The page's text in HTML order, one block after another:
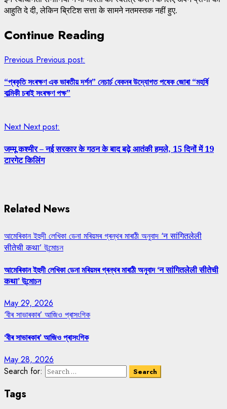
आहुति दे दी, लेकिन ब्रिटिश सत्ता के सामने नतमस्तक नहीं हुए.
Continue Reading
Previous Previous post:
“প্ৰকৃতি সংৰক্ষণ এক ভাৰতীয় দৰ্শন” নেচাৰ্চ বেকনৰ উদ্যোগত পষেক জোৰা “মহৰ্ষি
বাল্মিকী চৰাই সংৰক্ষণ পক্ষ”
Next Next post:
जम्मू कश्मीर – नई सरकार के गठन के बाद बढ़े आतंकी हमले, 15 दिनों में 19
टारगेट किलिंग
Related News
আমেৰিকান ইহুদী লেখিকা ডেনা মৰিয়মৰ গ্ৰন্থৰ মাৰাঠী অনুবাদ ‘न सांगितलेली
सीतेची कथा’ উন্মোচন
আমেৰিকান ইহুদী লেখিকা ডেনা মৰিয়মৰ গ্ৰন্থৰ মাৰাঠী অনুবাদ ‘न सांगितलेली सीतेची
कथा’ উন্মোচন
May 29, 2026
‘বীৰ সাভাৰকাৰ’ আজিও প্ৰাসংগিক
‘বীৰ সাভাৰকাৰ’ আজিও প্ৰাসংগিক
May 28, 2026
Search for:
Tags